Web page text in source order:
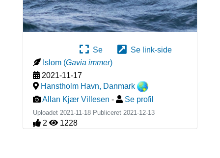
Se
Se link-side
Islom (Gavia immer)
2021-11-17
Hanstholm Havn, Danmark
Allan Kjær Villesen - Se profil
Uploadet 2021-11-18 Publiceret 2021-12-13
2 1228